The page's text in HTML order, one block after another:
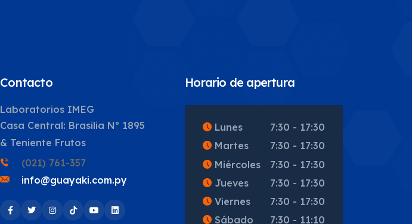
Contacto
Laboratorios IMEG
Casa Central: Brasilia Nº 1895
& Teniente Frutos
(021) 761-357
info@guayaki.com.py
Horario de apertura
Lunes
7:30 - 17:30
Martes
7:30 - 17:30
Miércoles
7:30 - 17:30
Jueves
7:30 - 17:30
Viernes
7:30 - 17:30
Sábado
7:30 - 11:10